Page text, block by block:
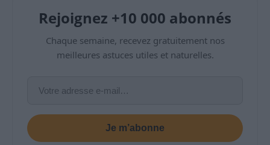
Rejoignez +10 000 abonnés
Chaque semaine, recevez gratuitement nos
meilleures astuces utiles et naturelles.
Je m’abonne